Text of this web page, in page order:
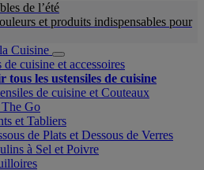
de l’été
et produits indispensables pour
Cuisine
de cuisine et accessoires
tous les ustensiles de cuisine
de cuisine et Couteaux
Go
et Tabliers
de Plats et Dessous de Verres
à Sel et Poivre